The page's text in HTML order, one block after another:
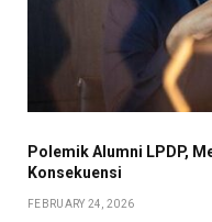
Polemik Alumni LPDP,
Konsekuensi
FEBRUARY 24, 2026